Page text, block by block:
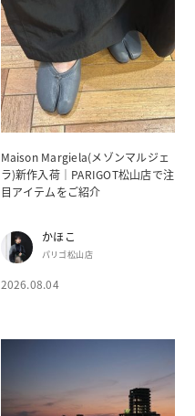
Maison Margiela(メゾンマルジェ
ラ)新作入荷｜PARIGOT松山店で注
目アイテムをご紹介
かほこ
パリゴ松山店
2026.08.04